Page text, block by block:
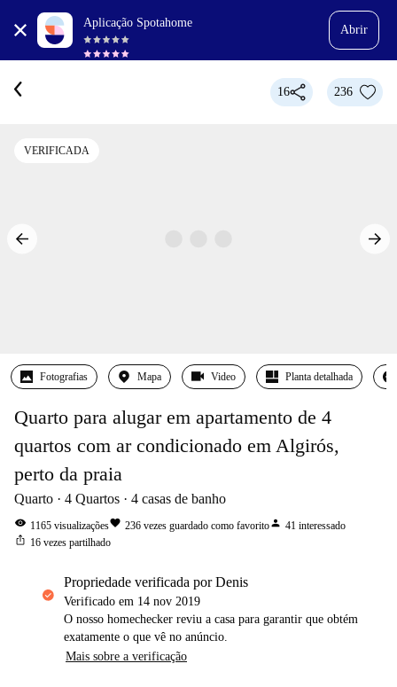
Aplicação Spotahome
Abrir
16 236
VERIFICADA
Fotografias Mapa Video Planta detalhada
Quarto para alugar em apartamento de 4
quartos com ar condicionado em Algirós,
perto da praia
Quarto 4 Quartos 4 casas de banho
visibility 1165 visualizaçõesfavorite 236 vezes guardado como favoritoperson 41 interessado
ios_share 16 vezes partilhado
propriedade verificada por Denis
Verificado em 14 nov 2019
O nosso homechecker reviu a casa para garantir que obtém
exatamente o que vê no anúncio.
Mais sobre a verificação